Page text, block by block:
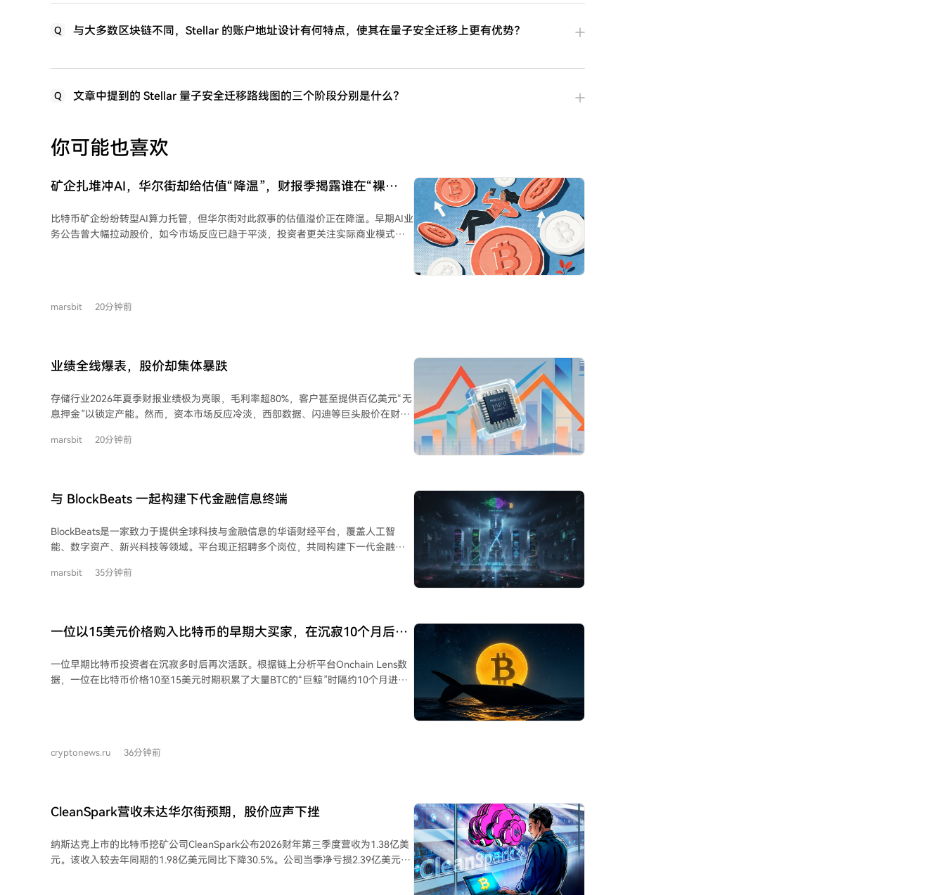
Q 与大多数区块链不同，Stellar 的账户地址设计有何特点，使其在量子安全迁移上更有优势？
Q 文章中提到的 Stellar 量子安全迁移路线图的三个阶段分别是什么？
你可能也喜欢
矿企扎堆冲AI，华尔街却给估值“降温”，财报季揭露谁在“裸
比特币矿企纷纷转型AI算力托管，但华尔街对此叙事的估值溢价正在降温。早期AI业
务公告曾大幅拉动股价，如今市场反应已趋于平淡，投资者更关注实际商业模式、
兆瓦级AI园区商业化，并获大规模项目融资。 - **MARA** 和 **CleanSpark** 的AI
本投入的压力。市场态度已从追捧故事转向审视实质，矿企需证明其项目交付与盈
利能力才能获得估值重估。
marsbit 20分钟前
业绩全线爆表，股价却集体暴跌
存储行业2026年夏季财报业绩极为亮眼，毛利率超80%，客户甚至提供百亿美元“无
息押金”以锁定产能。然而，资本市场反应冷淡，西部数据、闪迪等巨头股价在财报
边际放缓信号，如下一季指引略微保守，都会引发资金获利了结。此前AI存储（如
先进技术导致每比特成本不降反升；3. 需求结构分化，AI数据中心业务暴涨，消费
电子业务因成本过高而受损；4. 机械硬盘（HDD）因Agentic AI的上下文缓存需
支（CapEx）创历史新高，或为未来供给过剩埋下伏笔；当前业绩增长主要依赖“提
价”，而非出货量绝对增长，一旦价格松动，利润回撤将非常剧烈。 结论是，尽管AI
为存储行业带来了长期增长故事，使其看似从周期股转变为“数据基础设施”资产，
marsbit 20分钟前
与 BlockBeats 一起构建下代金融信息终端
BlockBeats是一家致力于提供全球科技与金融信息的华语财经平台，覆盖人工智
能、数字资产、新兴科技等领域。平台现正招聘多个岗位，共同构建下一代金融信
球科技与金融动态，要求对市场有强烈兴趣，具备快速信息处理与良好英文能力。 -
**：负责社交媒体运营与用户增长，要求熟悉加密市场，具备内容策划与社群管理经
验。 - **商务团队 - 商务执行/海外商务拓展**：负责客户合作执行或海外市场推
Web开发或服务端系统构建，要求熟练掌握Vue.js/Next.js或PHP/Python/Go等语
言。 - **预测市场团队 - 研究员/内容作者**：负责预测市场分析与研究报告撰写，
marsbit 35分钟前
一位以15美元价格购入比特币的早期大买家，在沉寂10个月后再
一位早期比特币投资者在沉寂多时后再次活跃。根据链上分析平台Onchain Lens数
据，一位在比特币价格10至15美元时期积累了大量BTC的“巨鲸”时隔约10个月进行
大额交易中避免价格剧烈波动的常用方式。 不过专家强调，仅凭一次转账不能断定
cryptonews.ru 36分钟前
CleanSpark营收未达华尔街预期，股价应声下挫
纳斯达克上市的比特币挖矿公司CleanSpark公布2026财年第三季度营收为1.38亿美
元。该收入较去年同期的1.98亿美元同比下降30.5%。公司当季净亏损2.39亿美元，